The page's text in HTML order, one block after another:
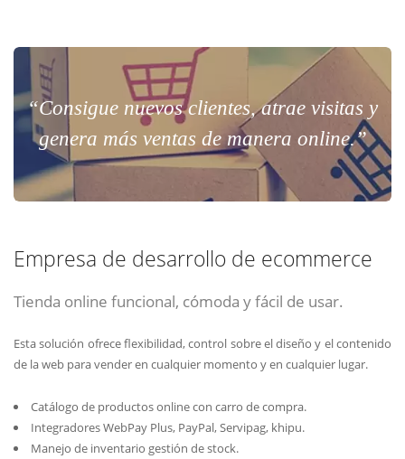
“Consigue nuevos clientes, atrae visitas y
genera más ventas de manera online.”
Empresa de desarrollo de ecommerce
Tienda online funcional, cómoda y fácil de usar.
Esta solución ofrece flexibilidad, control sobre el diseño y el contenido
de la web para vender en cualquier momento y en cualquier lugar.
Catálogo de productos online con carro de compra.
Integradores WebPay Plus, PayPal, Servipag, khipu.
Manejo de inventario gestión de stock.